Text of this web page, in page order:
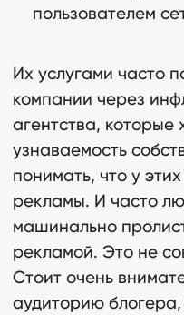
пользователем
Их услугами часто
компании через
агентства, которые
узнаваемость
понимать, что у
рекламы. И часто
машинально
рекламой. Это не
Стоит очень
аудиторию блогера,